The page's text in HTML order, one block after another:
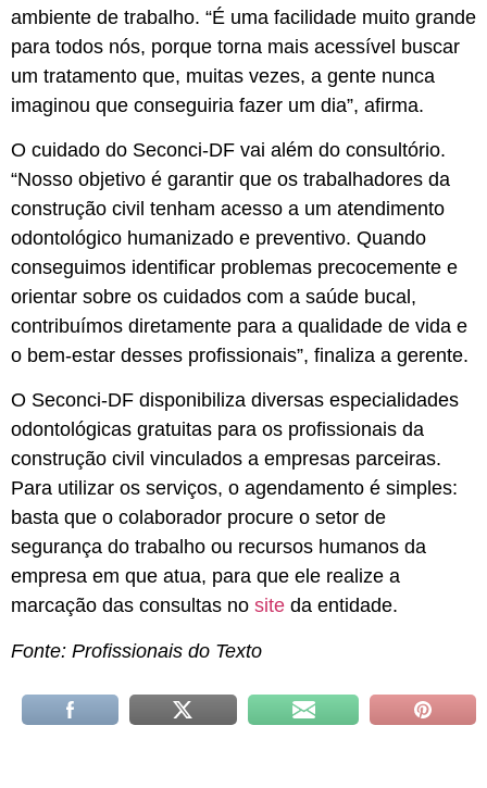
ambiente de trabalho. “É uma facilidade muito grande
para todos nós, porque torna mais acessível buscar
um tratamento que, muitas vezes, a gente nunca
imaginou que conseguiria fazer um dia”, afirma.
O cuidado do Seconci-DF vai além do consultório.
“Nosso objetivo é garantir que os trabalhadores da
construção civil tenham acesso a um atendimento
odontológico humanizado e preventivo. Quando
conseguimos identificar problemas precocemente e
orientar sobre os cuidados com a saúde bucal,
contribuímos diretamente para a qualidade de vida e
o bem-estar desses profissionais”, finaliza a gerente.
O Seconci-DF disponibiliza diversas especialidades
odontológicas gratuitas para os profissionais da
construção civil vinculados a empresas parceiras.
Para utilizar os serviços, o agendamento é simples:
basta que o colaborador procure o setor de
segurança do trabalho ou recursos humanos da
empresa em que atua, para que ele realize a
marcação das consultas no site da entidade.
Fonte: Profissionais do Texto